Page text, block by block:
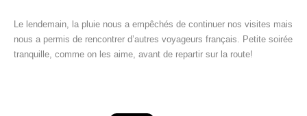
Le lendemain, la pluie nous a empêchés de continuer nos visites mais
nous a permis de rencontrer d’autres voyageurs français. Petite soirée
tranquille, comme on les aime, avant de repartir sur la route!